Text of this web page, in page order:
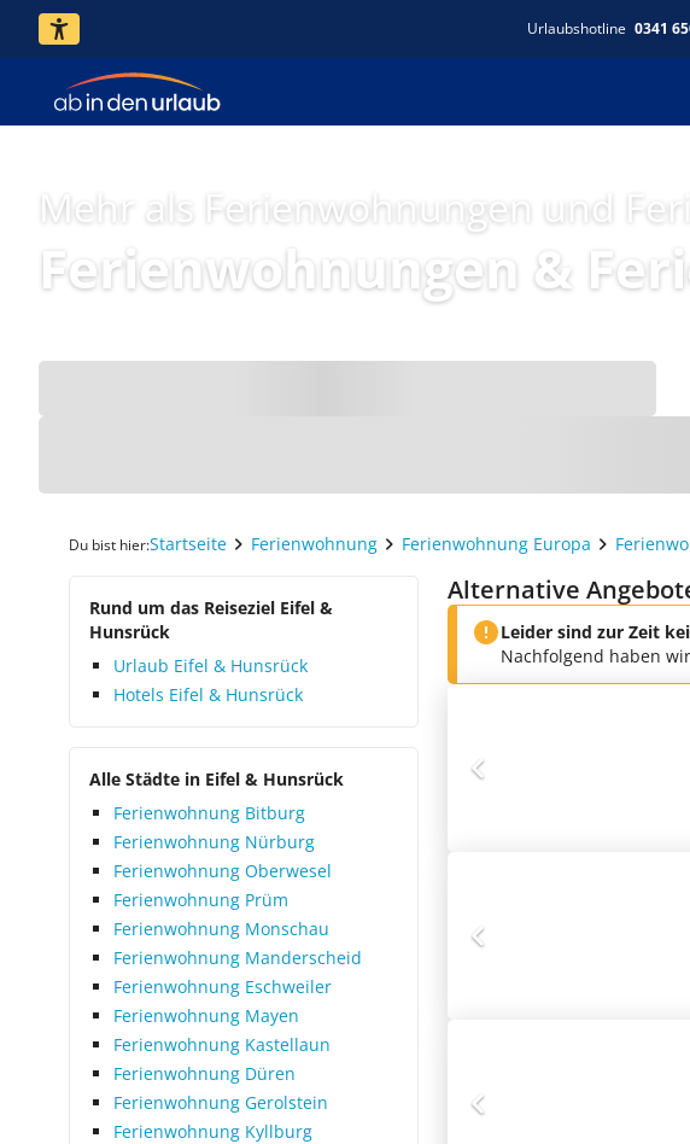
Urlaubshotline 0341
Mehr als Ferienwohnungen und
Ferienwohnungen &
Du bist hier:Startseite Ferienwohnung Ferienwohnung Europa
Rund um das Reiseziel Eifel &
Hunsrück
Urlaub Eifel & Hunsrück
Hotels Eifel & Hunsrück
Alle Städte in Eifel & Hunsrück
Ferienwohnung Bitburg
Ferienwohnung Nürburg
Ferienwohnung Oberwesel
Ferienwohnung Prüm
Ferienwohnung Monschau
Ferienwohnung Manderscheid
Ferienwohnung Eschweiler
Ferienwohnung Mayen
Ferienwohnung Kastellaun
Ferienwohnung Düren
Ferienwohnung Gerolstein
Ferienwohnung Kyllburg
Alternative
Leider sind zur Zeit
Nachfolgend haben